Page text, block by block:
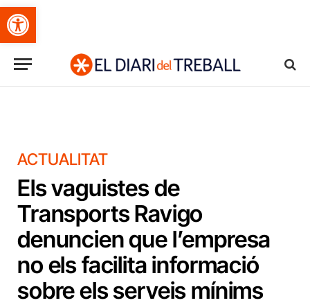
Obre la barra d'eines
ACTUALITAT
Els vaguistes de
Transports Ravigo
denuncien que l’empresa
no els facilita informació
sobre els serveis mínims